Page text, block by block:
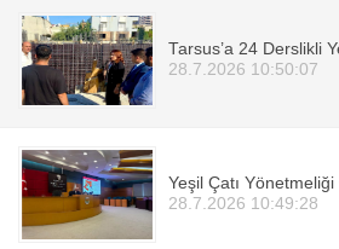
Tarsus’a 24 Derslikli
28.7.2026 10:50:07
Yeşil Çatı
28.7.2026 10:49:28